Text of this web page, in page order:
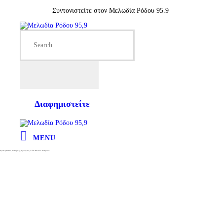
Συντονιστείτε στον Μελωδία Ρόδου 95.9
Διαφημιστείτε
MENU
Ομαδική Έκθεση Καλλιτεχνικής Δημιουργίας με τίτλο “Μουσείο Αισθήσεων”